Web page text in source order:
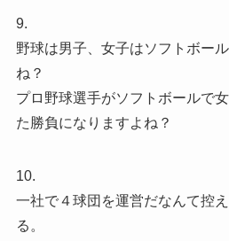
9.
野球は男子、女子はソフトボー
ね？
プロ野球選手がソフトボールで
た勝負になりますよね？
10.
一社で４球団を運営だなんて控
る。